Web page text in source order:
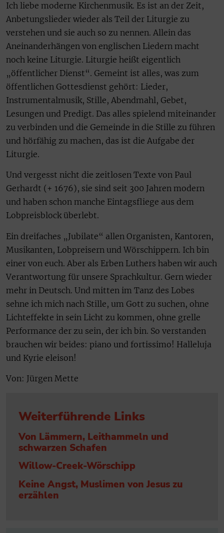
Ich liebe moderne Kirchenmusik. Es ist an der Zeit,
Anbetungslieder wieder als Teil der Liturgie zu
verstehen und sie auch so zu nennen. Allein das
Aneinanderhängen von englischen Liedern macht
noch keine Liturgie. Liturgie heißt eigentlich
„öffentlicher Dienst“. Gemeint ist alles, was zum
öffentlichen Gottesdienst gehört: Lieder,
Instrumentalmusik, Stille, Abendmahl, Gebet,
Lesungen und Predigt. Das alles spielend miteinander
zu verbinden und die Gemeinde in die Stille zu führen
und hörfähig zu machen, das ist die Aufgabe der
Liturgie.
Und vergesst nicht die zeitlosen Texte von Paul
Gerhardt (+ 1676), sie sind seit 300 Jahren modern
und haben schon manche Eintagsfliege aus dem
Lobpreisblock überlebt.
Ein dreifaches „Jubilate“ allen Organisten, Kantoren,
Musikanten, Lobpreisern und Wörschippern. Ich bin
einer von euch. Aber als Erben Luthers haben wir auch
Verantwortung für unsere Sprachkultur. Gern wieder
mehr in Deutsch. Und mitten im Tanz des Lobes
sehne ich mich nach Stille, um Gott zu suchen, ohne
Lichteffekte in sein Licht zu kommen, ohne grelle
Performance der zu sein, der ich bin. So verstanden
brauchen wir beides: piano und fortissimo! Halleluja
und Kyrie eleison!
Von: Jürgen Mette
Weiterführende Links
Von Lämmern, Leithammeln und
schwarzen Schafen
Willow-Creek-Wörschipp
Keine Angst, Muslimen von Jesus zu
erzählen